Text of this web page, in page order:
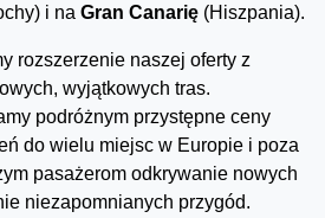
i na Gran Canarię (Hiszpania).
rozszerzenie naszej oferty z
wyjątkowych tras.
podróżnym przystępne ceny
do wielu miejsc w Europie i poza
pasażerom odkrywanie nowych
niezapomnianych przygód.